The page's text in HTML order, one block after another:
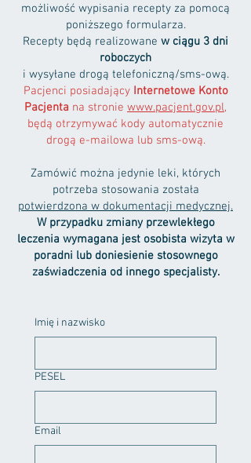
możliwość wypisania recepty za pomocą
poniższego formularza.
Recepty będą realizowane w ciągu 3 dni
roboczych
i wysyłane drogą telefoniczną/sms-ową.
Pacjenci posiadający Internetowe Konto
Pacjenta na stronie www.pacjent.gov.pl,
będą otrzymywać kody automatycznie
drogą e-mailowa lub sms-ową.
Zamówić można jedynie leki, których
potrzeba stosowania została
potwierdzona w dokumentacji medycznej.
W przypadku zmiany przewlekłego
leczenia wymagana jest osobista wizyta w
poradni lub doniesienie stosownego
zaświadczenia od innego specjalisty.
Imię i nazwisko
PESEL
Email